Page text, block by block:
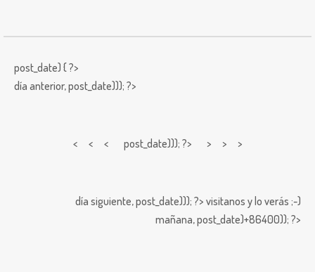
post_date) { ?>
día anterior,post_date))); ?>
< < < post_date))); ?> > > >
día siguiente,post_date))); ?> visitanos y lo verás ;-)
mañana,post_date)+86400)); ?>